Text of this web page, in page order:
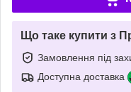
Що таке купити з
Замовлення під
Доступна доставка